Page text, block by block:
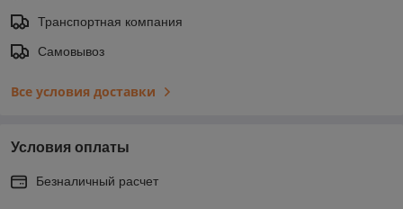
Транспортная компания
Самовывоз
Все условия доставки
Условия оплаты
Безналичный расчет